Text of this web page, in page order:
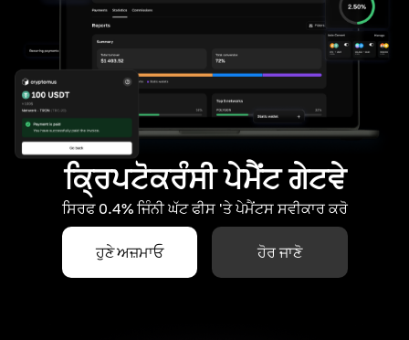
ਕ੍ਰਿਪਟੋਕਰੰਸੀ ਪੇਮੈਂਟ ਗੇਟਵੇ
ਸਿਰਫ 0.4% ਜਿੰਨੀ ਘੱਟ ਫੀਸ 'ਤੇ ਪੇਮੈਂਟਸ ਸਵੀਕਾਰ ਕਰੋ
ਹੁਣੇ ਅਜ਼ਮਾਓ ਹੋਰ ਜਾਣੋ